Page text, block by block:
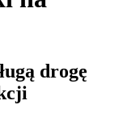
drogę